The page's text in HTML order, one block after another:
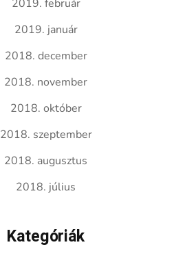
2019. február
2019. január
2018. december
2018. november
2018. október
2018. szeptember
2018. augusztus
2018. július
Kategóriák